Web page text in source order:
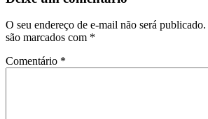
O seu endereço de e-mail não será publicado.
são marcados com *
Comentário *